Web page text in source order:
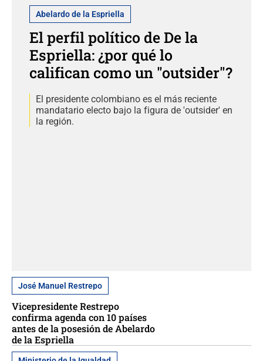
Abelardo de la Espriella
El perfil político de De la
Espriella: ¿por qué lo
califican como un "outsider"?
El presidente colombiano es el más reciente
mandatario electo bajo la figura de 'outsider' en
la región.
José Manuel Restrepo
Vicepresidente Restrepo
confirma agenda con 10 países
antes de la posesión de Abelardo
de la Espriella